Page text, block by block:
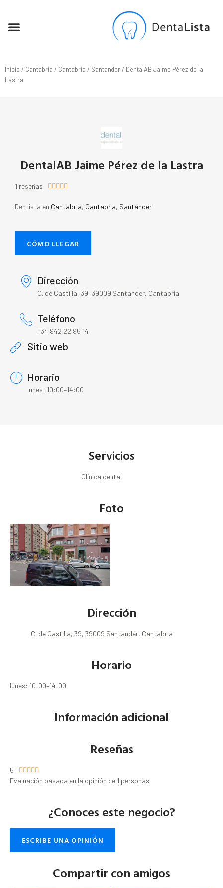
Inicio / Cantabria / Cantabria / Santander/ DentalAB Jaime Pérez de la
Lastra
DentalAB Jaime Pérez de la Lastra
1 reseñas     
Dentista en Cantabria, Cantabria, Santander
CÓMO LLEGAR
Dirección
C. de Castilla, 39, 39009 Santander, Cantabria
Teléfono
+34 942 22 95 14
Sitio web
Horario
lunes: 10:00–14:00
Servicios
Clínica dental
Foto
Dirección
C. de Castilla, 39, 39009 Santander, Cantabria
Horario
lunes: 10:00–14:00
Información adicional
Reseñas
5     
Evaluación basada en la opinión de 1 personas
¿Conoces este negocio?
ESCRIBE UNA OPINIÓN
Compartir con amigos